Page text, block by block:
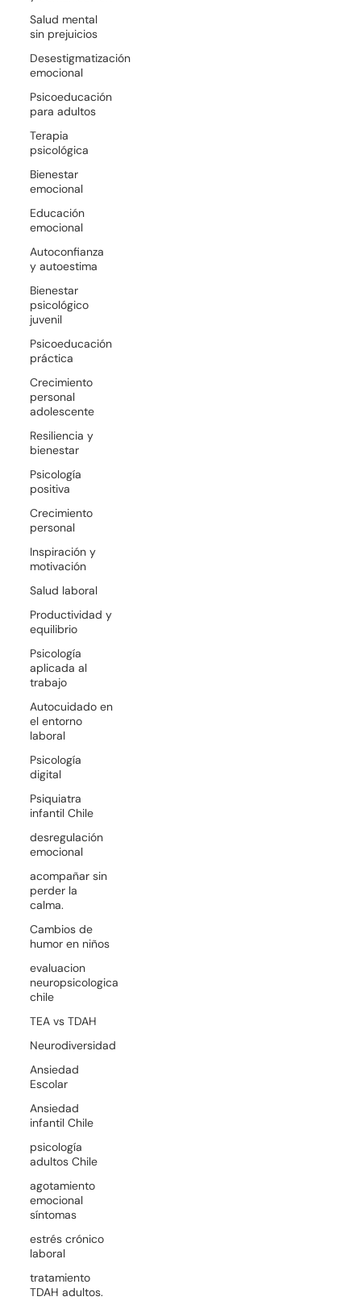
Salud mental
sin prejuicios
Desestigmatización
emocional
Psicoeducación
para adultos
Terapia
psicológica
Bienestar
emocional
Educación
emocional
Autoconfianza
y autoestima
Bienestar
psicológico
juvenil
Psicoeducación
práctica
Crecimiento
personal
adolescente
Resiliencia y
bienestar
Psicología
positiva
Crecimiento
personal
Inspiración y
motivación
Salud laboral
Productividad y
equilibrio
Psicología
aplicada al
trabajo
Autocuidado en
el entorno
laboral
Psicología
digital
Psiquiatra
infantil Chile
desregulación
emocional
acompañar sin
perder la
calma.
Cambios de
humor en niños
evaluacion
neuropsicologica
chile
TEA vs TDAH
Neurodiversidad
Ansiedad
Escolar
Ansiedad
infantil Chile
psicología
adultos Chile
agotamiento
emocional
síntomas
estrés crónico
laboral
tratamiento
TDAH adultos.